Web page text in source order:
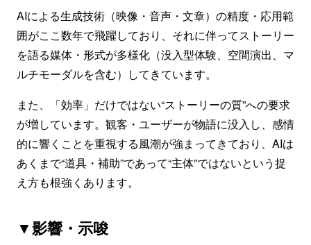
AIによる生成技術（映像・音声・文章）の精度・応用範
囲がここ数年で飛躍しており、それに伴ってストーリー
を語る媒体・形式が多様化（没入型体験、空間演出、マ
ルチモーダルを含む）してきています。
また、「効率」だけではない“ストーリーの質”への要求
が増しています。観客・ユーザーが物語に没入し、感情
的に響くことを重視する風潮が強まってきており、AIは
あくまで“道具・補助”であって“主体”ではないという捉
え方も根強くあります。
▼影響・示唆